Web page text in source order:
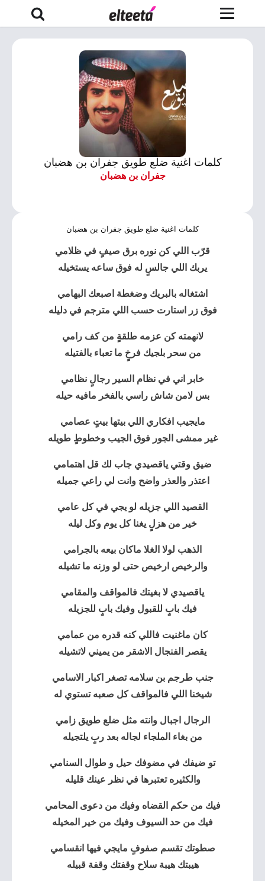
كلمات اغنية ضلع طويق جفران بن هضبان
جفران بن هضبان
كلمات اغنية ضلع طويق جفران بن هضبان
قرّب اللي كن نوره برق صيفٍ في ظلامي
يربك اللي جالسٍ له فوق ساعه يستخيله
اشتغاله بالبريك وضغطة اصبعك البهامي
‏فوق زر استارت حسب اللي مترجم في دليله
لانهمته كن عزمه طلقةٍ من كف رامي
من سحر بلجيك فرخٍ ما تعباء بالفتيله
خابر اني في نظام السير رجالٍ نظامي
بس لامن شاش راسي بالفخر مافيه حيله
مايجيب افكاري اللي بيتها بيتٍ عصامي
غير ممشى الجور فوق الجيب وخطوطٍ طويله
ضيق وقتي ياقصيدي جاب لك قل اهتمامي
اعتذر والعذر واضح وانت لي راعي جميله
القصيد اللي جزيله لو يجي في كل عامي
خير من هزلٍ يغنا كل يوم وكل ليله
الذهب لولا الغلا ماكان بيعه بالجرامي
والرخيص ارخيص حتى لو وزنه ما تشيله
ياقصيدي لا بغيتك فالمواقف والمقامي
فيك بابٍ للقبول وفيك بابٍ للجزيله
كان ماغنيت فاللي كنه قدره من عمامي
يقصر الفنجال الاشقر من يميني لاتشيله
جنب طرجم بن سلامه تصغر اكبار الاسامي
شيخنا اللي فالمواقف كل صعبه تستوي له
الرجال اجبال وانته مثل ضلع طويق زامي
من بغاء الملجاء لجاله بعد ربٍ يلتجيله
تو ضيفك في مضوفك حيل و طوال السنامي
والكثيره تعتبرها في نظر عينك قليله
فيك من حكم القضاه وفيك من دعوى المحامي
فيك من حد السيوف وفيك من خير المخيله
صطوتك تقسم صفوفٍ مايجي فيها انقسامي
هيبتك هيبة سلاح وقفتك وقفة قبيله